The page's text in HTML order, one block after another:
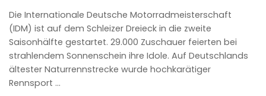
Die Internationale Deutsche Motorradmeisterschaft
(IDM) ist auf dem Schleizer Dreieck in die zweite
Saisonhälfte gestartet. 29.000 Zuschauer feierten bei
strahlendem Sonnenschein ihre Idole. Auf Deutschlands
ältester Naturrennstrecke wurde hochkarätiger
Rennsport …